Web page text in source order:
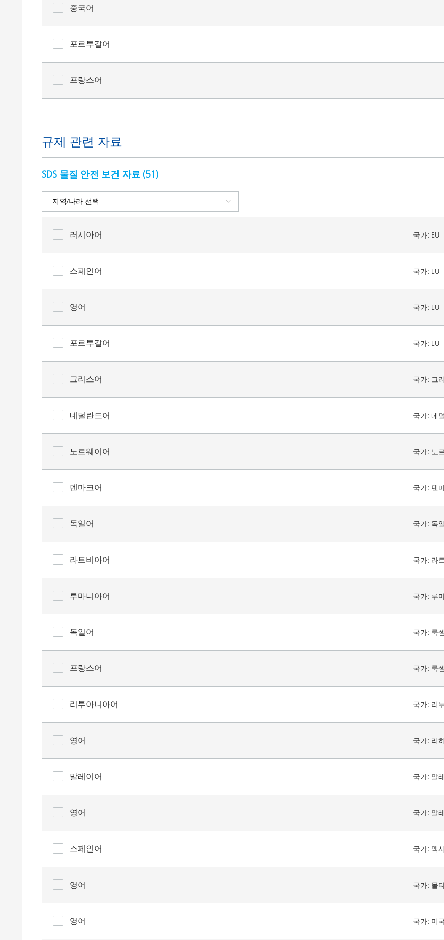
중국어
포르투갈어
프랑스어
규제 관련 자료
SDS 물질 안전 보건 자료 (51)
러시아어 국가: EU
스페인어 국가: EU
영어 국가: EU
포르투갈어 국가: EU
그리스어 국가: 그
네덜란드어 국가: 네
노르웨이어 국가: 노
덴마크어 국가: 덴
독일어 국가: 독일
라트비아어 국가: 라
루마니아어 국가: 루
독일어 국가: 룩
프랑스어 국가: 룩
리투아니아어 국가: 리
영어 국가: 리
말레이어 국가: 말
영어 국가: 말
스페인어 국가: 멕
영어 국가: 몰
영어 국가: 미